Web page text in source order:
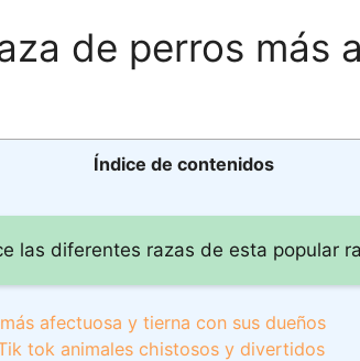
de perros más
Índice de contenidos
las diferentes razas de esta popular
afectuosa y tierna con sus dueños
tok animales chistosos y divertidos